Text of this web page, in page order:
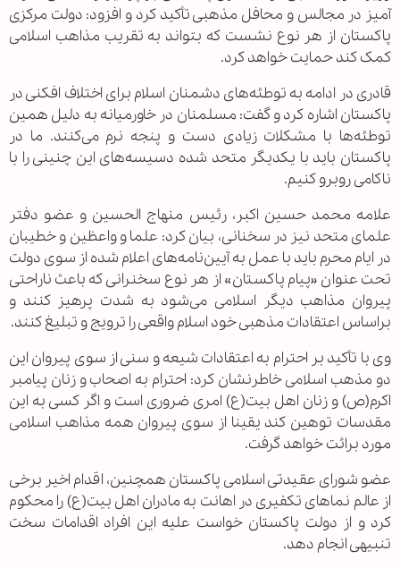
آمیز در مجالس و محافل مذهبی تأکید کرد و افزود: دولت مرکزی
پاکستان از هر نوع نشست که بتواند به تقریب مذاهب اسلامی
کمک کند حمایت خواهد کرد.
قادری در ادامه به توطئه‌های دشمنان اسلام برای اختلاف افکنی در
پاکستان اشاره کرد و گفت: مسلمنان در خاورمیانه به دلیل همین
توطئه‌ها با مشکلات زیادی دست و پنجه نرم می‌کنند. ما در
پاکستان باید با یکدیگر متحد شده دسیسه‌های این چنینی را با
ناکامی روبرو کنیم.
علامه محمد حسین اکبر، رئیس منهاج الحسین و عضو دفتر
علمای متحد نیز در سخنانی، بیان کرد: علما و واعظین و خطیبان
در ایام محرم باید با عمل به آیین‌نامه‌های اعلام شده از سوی دولت
تحت عنوان «پیام پاکستان» از هر نوع سخنرانی که باعث ناراحتی
پیروان مذاهب دیگر اسلامی می‌شود به شدت پرهیز کنند و
براساس اعتقادات مذهبی خود اسلام واقعی را ترویج و تبلیغ کنند.
وی با تأکید بر احترام به اعتقادات شیعه و سنی از سوی پیروان این
دو مذهب اسلامی خاطرنشان کرد: احترام به اصحاب و زنان پیامبر
اکرم(ص) و زنان اهل بیت(ع) امری ضروری است و اگر کسی به این
مقدسات توهین کند یقینا از سوی پیروان همه مذاهب اسلامی
مورد برائت خواهد گرفت.
عضو شورای عقیدتی اسلامی پاکستان همچنین، اقدام اخیر برخی
از عالم نماهای تکفیری در اهانت به مادران اهل بیت(ع) را محکوم
کرد و از دولت پاکستان خواست علیه این افراد اقدامات سخت
تنبیهی انجام دهد.